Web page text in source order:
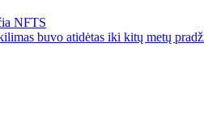
NFTS
buvo atidėtas iki kitų metų